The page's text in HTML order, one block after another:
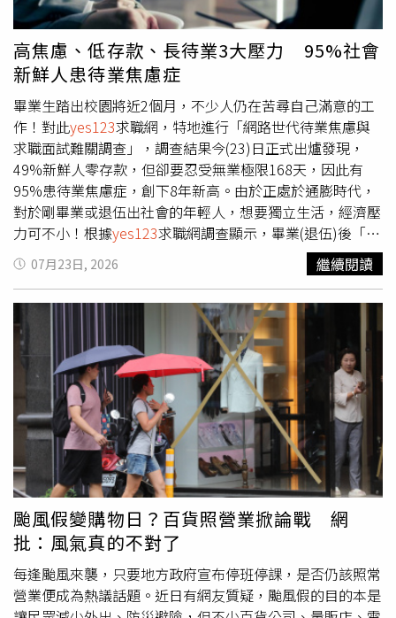
高焦慮、低存款、長待業3大壓力 95%社會
新鮮人患待業焦慮症
畢業生踏出校園將近2個月，不少人仍在苦尋自己滿意的工
作！對此yes123求職網，特地進行「網路世代待業焦慮與
求職面試難關調查」，調查結果今(23)日正式出爐發現，
49%新鮮人零存款，但卻要忍受無業極限168天，因此有
95%患待業焦慮症，創下8年新高。由於正處於通膨時代，
對於剛畢業或退伍出社會的年輕人，想要獨立生活，經濟壓
力可不小！根據yes123求職網調查顯示，畢業(退伍)後「若
無他人援助」，只靠求學時累積的存款，平均僅可支撐
「0.9個月(27天)」的待業時間，仍保持「生活無虞」。更
無奈的是，其中甚至有48.6%透露，自己屬於「完全無法支
撐(0個月)」，代表處於「零存款」窘境！實際上社會新鮮
人的「待業忍耐極限」，平均落在5.6個月，約為168天；這
當中甚至有13.2%的人，自認忍受極限僅「1個月(含)以
下」；不過也有7.7%的畢業生，預估對於無業生活，能夠
忍耐「一年(含)以上」。只是若超過「待業忍耐極限」，就
有高達八成七(87.3%)的人表示，願意「調降」期望待遇以
求找到工作，多於去年的86.2%，以及前年的84.1%，比例
創7年以來新高！調查也發現，合計有94.7%的新鮮人透
露，在「待業期間」時，會有「焦慮感」，其中又分成
80.1%屬於「待業時，天天都會有焦慮感」；14.6%屬於
「待業時，偶而會有焦慮感」。因此社會新鮮人罹患「待業
焦慮症」比例，不但高於去年的94.2%，以及前年的
93.8%，更創下8年新高！因此，對不少剛畢業的人來說，
容易產生「先求有，再求好」的迷思，難怪即使可能「學非
07月23日, 2026 繼續閱讀
颱風假變購物日？百貨照營業掀論戰 網
批：風氣真的不對了
每逢颱風來襲，只要地方政府宣布停班停課，是否仍該照常
營業便成為熱議話題。近日有網友質疑，颱風假的目的本是